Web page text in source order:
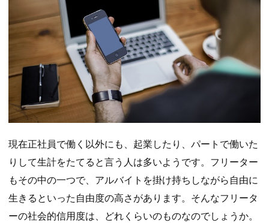
現在正社員で働く以外にも、起業したり、パートで働いた
りして生計をたてると言う人は多いようです。フリーター
もその中の一つで、アルバイトを掛け持ちしながら自由に
生きるといった自由度の高さがあります。そんなフリータ
ーの社会的信用度は、どれくらいのものなのでしょうか。